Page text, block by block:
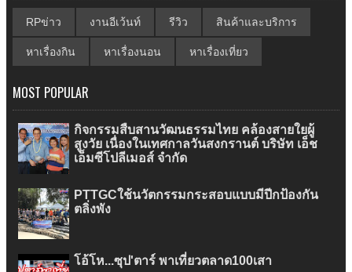
RPข่าว งานอีเว้นท์ รีวิว สินค้าและบริการ
หาเรื่องกิน หาเรื่องนอน หาเรื่องเที่ยว
MOST POPULAR
กิจกรรมสืบสานวัฒนธรรมไทย คล้องสายใยผู้
สูงวัย เนื่องในเทศกาลวันสงกรานต์ บริษัท เอ็ช
เอ็มซีโปลีเมอส์ จำกัด
PTTGCใช้นวัตกรรมกระสอบแบบมีปีกป้องกัน
ตลิ่งพัง
โอ้โห...ซุป'ตาร์ พาเที่ยวตลาด100เสา